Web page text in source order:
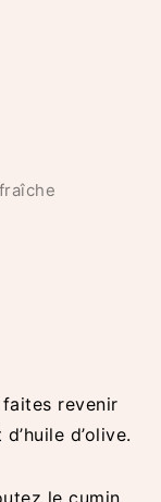
fraîche
revenir
d’olive.
le cumin